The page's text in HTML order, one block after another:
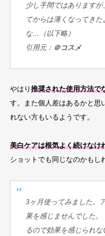
少し手間ではあります
てからは薄くなってき
な…
（以下略）
引用元： ＠コスメ
やはり推奨された使用方法で
す。また個人差はあるかと思
れない方もいるようです。
美白ケアは根気よく続けなけ
ショットでも同じなのかもし
3ヶ月使ってみました。
果を感じませんでした。
るので効果を感じられな